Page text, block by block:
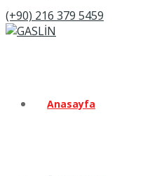
(+90) 216 379 5459
Anasayfa